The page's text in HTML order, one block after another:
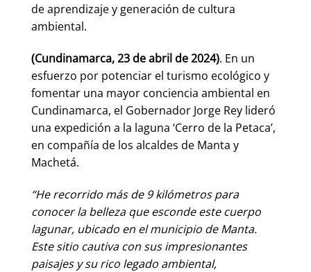
de aprendizaje y generación de cultura
ambiental.
(Cundinamarca, 23 de abril de 2024). En un
esfuerzo por potenciar el turismo ecológico y
fomentar una mayor conciencia ambiental en
Cundinamarca, el Gobernador Jorge Rey lideró
una expedición a la laguna ‘Cerro de la Petaca’,
en compañía de los alcaldes de Manta y
Machetá.
“He recorrido más de 9 kilómetros para
conocer la belleza que esconde este cuerpo
lagunar, ubicado en el municipio de Manta.
Este sitio cautiva con sus impresionantes
paisajes y su rico legado ambiental,